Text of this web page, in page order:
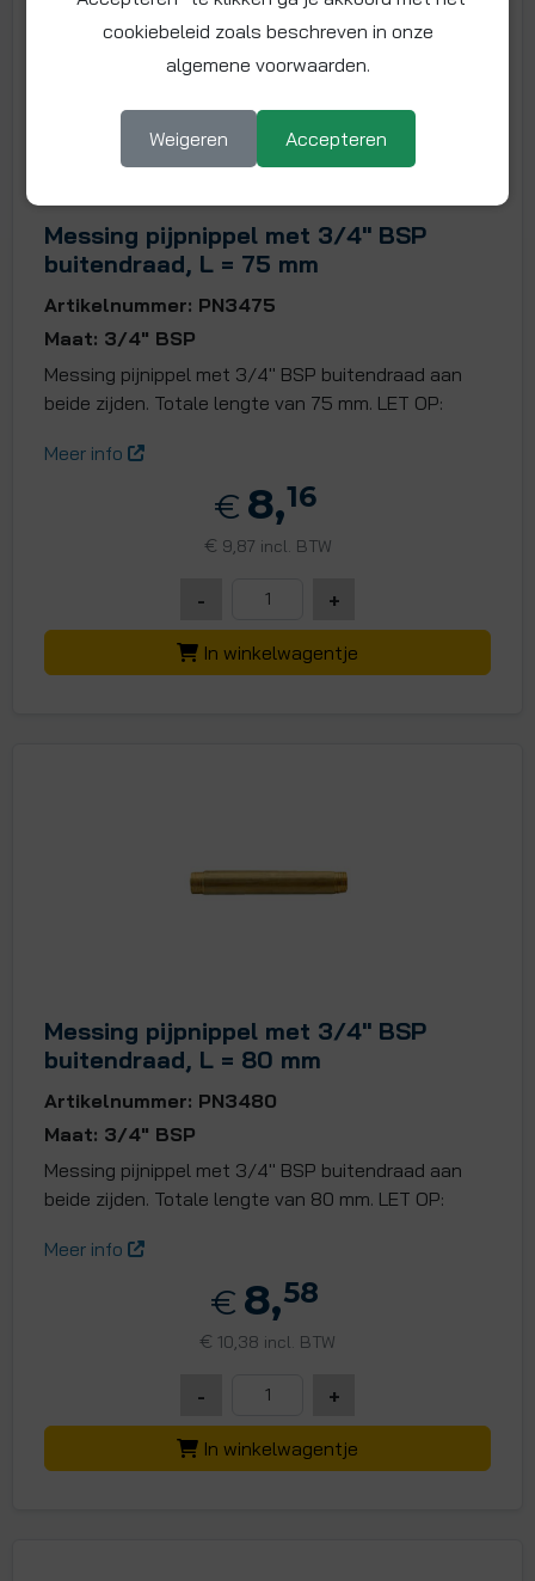
Messing pijpnippel met 3/4" BSP
buitendraad, L = 75 mm
Artikelnummer: PN3475
Maat: 3/4" BSP
Messing pijnippel met 3/4" BSP buitendraad aan
beide zijden. Totale lengte van 75 mm. LET OP:
Meer info
€ 8,16
€ 9,87 incl. BTW
- +
In winkelwagentje
Messing pijpnippel met 3/4" BSP
buitendraad, L = 80 mm
Artikelnummer: PN3480
Maat: 3/4" BSP
Messing pijnippel met 3/4" BSP buitendraad aan
beide zijden. Totale lengte van 80 mm. LET OP:
Meer info
€ 8,58
€ 10,38 incl. BTW
- +
In winkelwagentje
cookiebeleid zoals beschreven in onze
algemene voorwaarden.
Weigeren Accepteren